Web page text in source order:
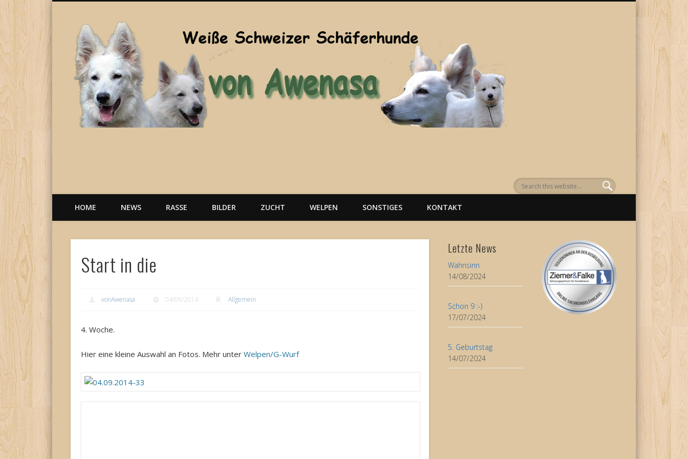
Welpen, weiße Schäferhunde, Hunde, Berger Blanc Suisse
HOME NEWS RASSE BILDER ZUCHT WELPEN SONSTIGES KONTAKT
Start in die
vonAwenasa 04/09/2014 Allgemein
4. Woche.
Hier eine kleine Auswahl an Fotos. Mehr unterWelpen/G-Wurf
Letzte News
Wahnsinn
14/08/2024
Schon 9 :-)
17/07/2024
5. Geburtstag
14/07/2024